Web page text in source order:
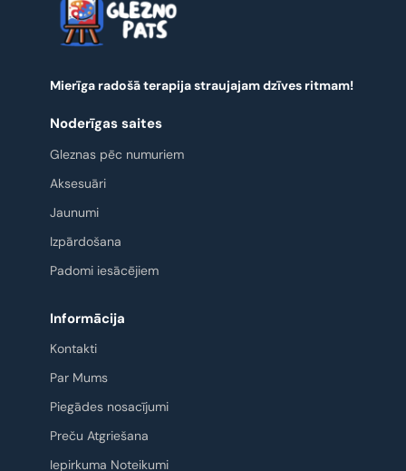
Mierīga radošā terapija straujajam dzīves ritmam!
Noderīgas saites
Gleznas pēc numuriem
Aksesuāri
Jaunumi
Izpārdošana
Padomi iesācējiem
Informācija
Kontakti
Par Mums
Piegādes nosacījumi
Preču Atgriešana
Iepirkuma Noteikumi